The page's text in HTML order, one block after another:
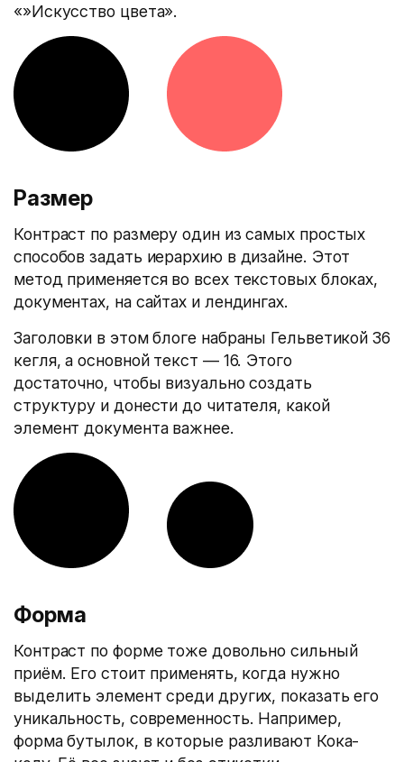
«»Искусство цвета».
Размер
Контраст по размеру один из самых простых
способов задать иерархию в дизайне. Этот
метод применяется во всех текстовых блоках,
документах, на сайтах и лендингах.
Заголовки в этом блоге набраны Гельветикой 36
кегля, а основной текст — 16. Этого
достаточно, чтобы визуально создать
структуру и донести до читателя, какой
элемент документа важнее.
Форма
Контраст по форме тоже довольно сильный
приём. Его стоит применять, когда нужно
выделить элемент среди других, показать его
уникальность, современность. Например,
форма бутылок, в которые разливают Кока-